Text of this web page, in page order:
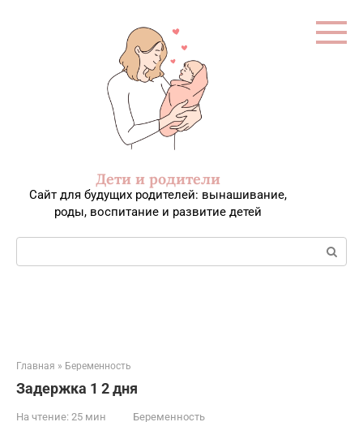
Дети и родители
Сайт для будущих родителей: вынашивание,
роды, воспитание и развитие детей
Поиск:
Главная » Беременность
Задержка 1 2 дня
На чтение: 25 мин Беременность